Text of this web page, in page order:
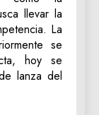
llevar la
La
se
hoy se
lanza del